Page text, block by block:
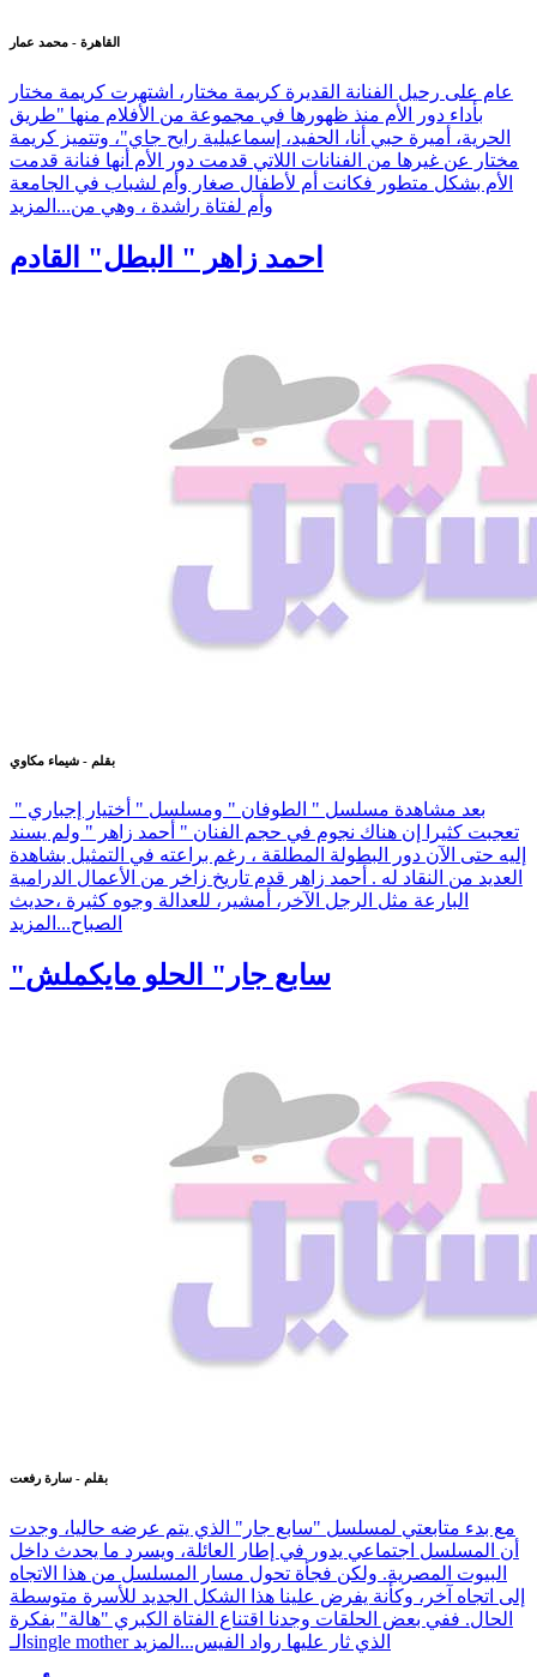
القاهرة - محمد عمار
عام على رحيل الفنانة القديرة كريمة مختار، اشتهرت كريمة مختار
بأداء دور الأم منذ ظهورها في مجموعة من الأفلام منها "طريق
الحرية، أميرة حبي أنا، الحفيد، إسماعيلية رايح جاي"، وتتميز كريمة
مختار عن غيرها من الفنانات اللاتي قدمت دور الأم أنها فنانة قدمت
الأم بشكل متطور فكانت أم لأطفال صغار وأم لشباب في الجامعة
وأم لفتاة راشدة ، وهي من... المزيد
احمد زاهر " البطل" القادم
بقلم - شيماء مكاوي
تعجبت كثيرا إن هناك نجوم في حجم الفنان " أحمد زاهر " ولم يسند
إليه حتى الآن دور البطولة المطلقة ، رغم براعته في التمثيل بشاهدة
العديد من النقاد له . أحمد زاهر قدم تاريخ زاخر من الأعمال الدرامية
البارعة مثل الرجل الآخر، أمشير، للعدالة وجوه كثيرة ،حديث
الصباح... المزيد
"سابع جار" الحلو مايكملش
بقلم - سارة رفعت
مع بدء متابعتي لمسلسل "سابع جار" الذي يتم عرضه حاليا، وجدت
أن المسلسل اجتماعي يدور في إطار العائلة، ويسرد ما يحدث داخل
البيوت المصرية. ولكن فجأة تحول مسار المسلسل من هذا الاتجاه
إلى اتجاه آخر، وكأنة يفرض علينا هذا الشكل الجديد للأسرة متوسطة
الحال. ففي بعض الحلقات وجدنا اقتناع الفتاة الكبري "هالة" بفكرة
الـsingle mother الذي ثار عليها رواد الفيس... المزيد